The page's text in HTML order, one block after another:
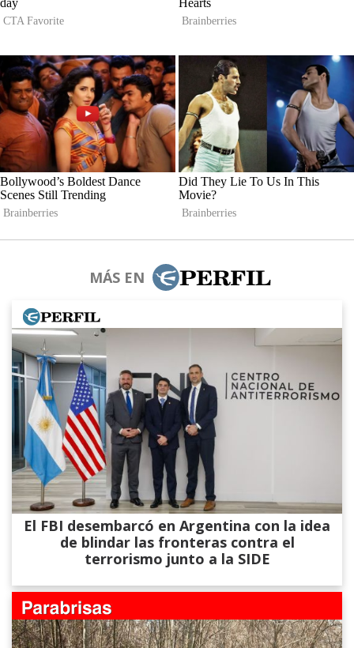
MÁS EN
El FBI desembarcó en Argentina con la idea
de blindar las fronteras contra el
terrorismo junto a la SIDE